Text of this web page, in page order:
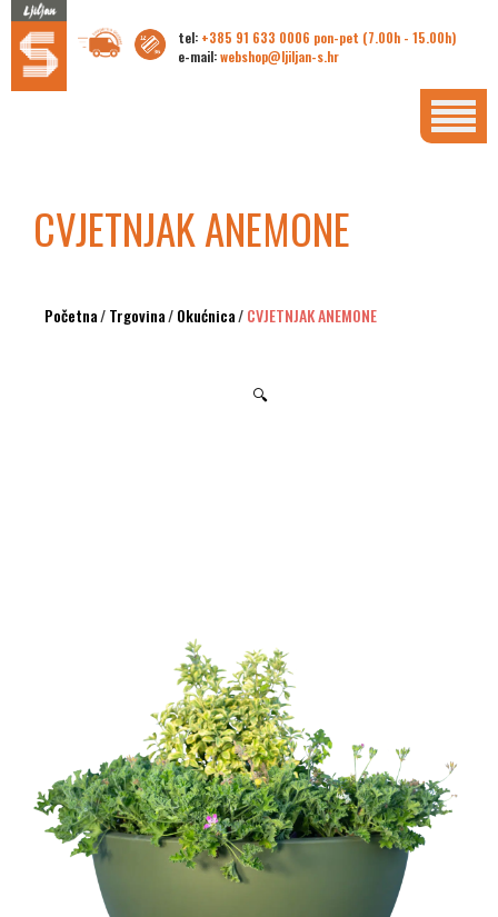
tel: +385 91 633 0006 pon-pet (7.00h - 15.00h)
e-mail:webshop@ljiljan-s.hr
CVJETNJAK ANEMONE
Početna/Trgovina/Okućnica/CVJETNJAK ANEMONE
🔍